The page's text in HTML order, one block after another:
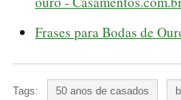
Frases para Bodas de
Tags: 50 anos de casados